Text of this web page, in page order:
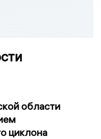
области
циклона